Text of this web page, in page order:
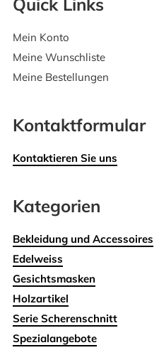
Mein Konto
Meine Wunschliste
Meine Bestellungen
Kontaktformular
Kontaktieren Sie uns
Kategorien
Bekleidung und Accessoires
Edelweiss
Gesichtsmasken
Holzartikel
Serie Scherenschnitt
Spezialangebote